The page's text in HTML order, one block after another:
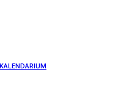
KALENDARIUM